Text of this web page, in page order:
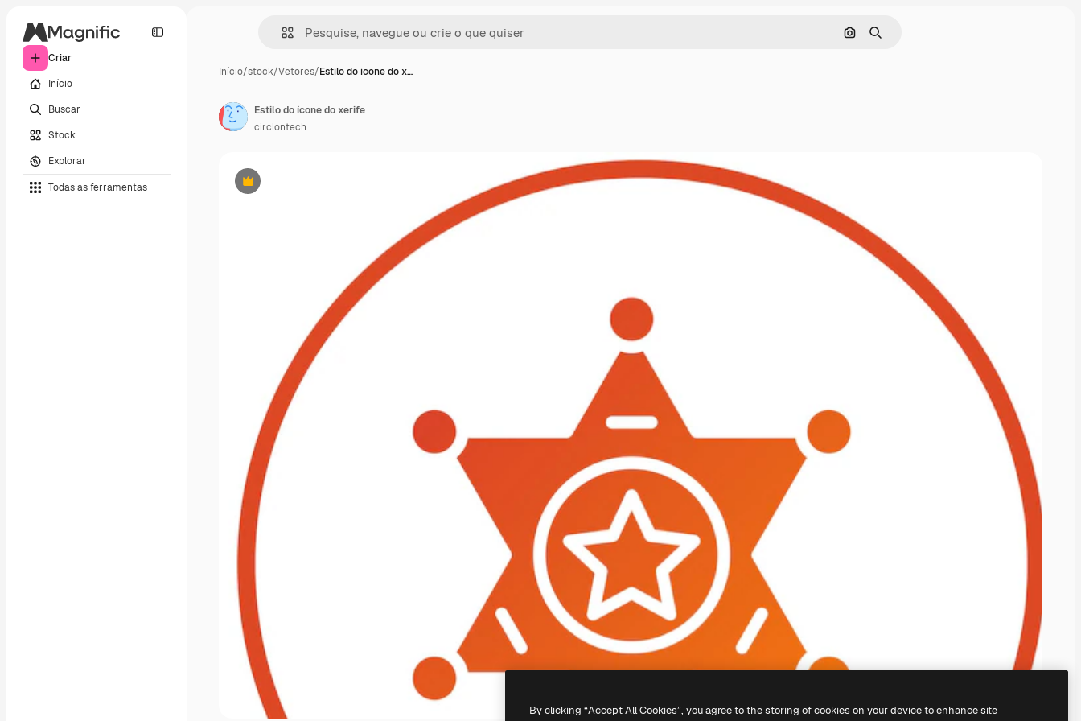
Criar
Início
Buscar
Stock
Explorar
Todas as ferramentas
Pesquisar por imagem
Buscar
Início/stock/Vetores/Estilo do ícone do x…
Premium
Estilo do ícone do xerife
circlontech
By clicking “Accept All Cookies”, you agree to the storing of cookies on your device to enhance site